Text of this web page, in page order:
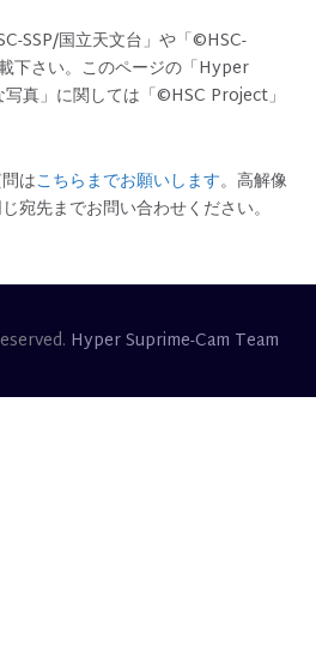
SSP/国立天文台」や「©HSC-
下さい。このページの「Hyper
真」に関しては「©HSC Project」
はこちらまでお願いします。高解像
宛先までお問い合わせください。
Hyper Suprime-Cam Team